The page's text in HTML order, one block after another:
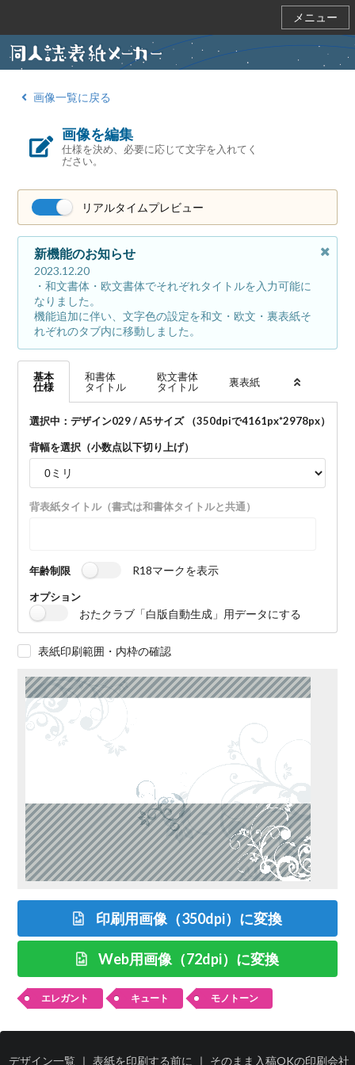
メニュー
画像一覧に戻る
画像を編集
仕様を決め、必要に応じて文字を入れてく
ださい。
リアルタイムプレビュー
新機能のお知らせ
2023.12.20
・和文書体・欧文書体でそれぞれタイトルを入力可能に
なりました。
機能追加に伴い、文字色の設定を和文・欧文・裏表紙そ
れぞれのタブ内に移動しました。
基本
仕様
和書体
タイトル
欧文書体
タイトル
裏表紙
選択中：デザイン029 / A5サイズ （350dpiで4161px*2978px）
背幅を選択（小数点以下切り上げ）
背表紙タイトル（書式は和書体タイトルと共通）
年齢制限 R18マークを表示
オプション
おたクラブ「白版自動生成」用データにする
表紙印刷範囲・内枠の確認
印刷用画像（350dpi）に変換
Web用画像（72dpi）に変換
エレガント キュート モノトーン
デザイン一覧 ｜ 表紙を印刷する前に ｜ そのまま入稿OKの印刷会社